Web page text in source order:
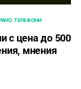
ТЕЛЕФОНИ
с ценa до 500
мнения